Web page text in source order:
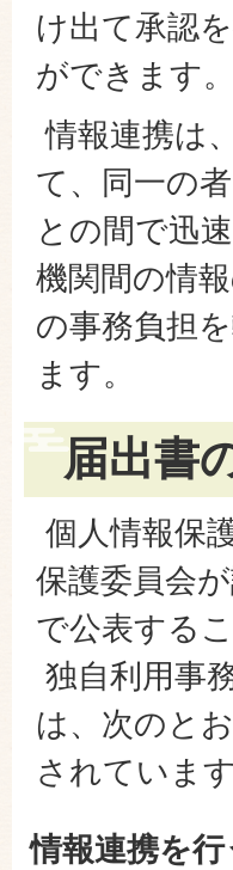
け出て承認
ができます。
情報連携は
て、同一の
との間で迅
機関間の情
の事務負担
ます。
届出書
個人情報保
保護委員会
で公表する
独自利用事
は、次のと
されていま
情報連携を